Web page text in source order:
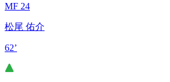
MF 24
松尾 佑介
62’